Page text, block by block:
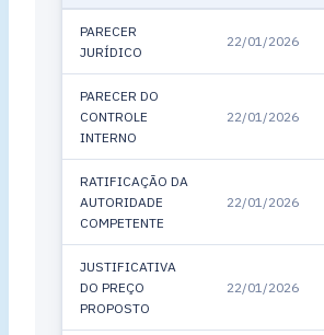
PARECER
JURÍDICO
22/01/2026
PARECER DO
CONTROLE
INTERNO
22/01/2026
RATIFICAÇÃO DA
AUTORIDADE
COMPETENTE
22/01/2026
JUSTIFICATIVA
DO PREÇO
PROPOSTO
22/01/2026